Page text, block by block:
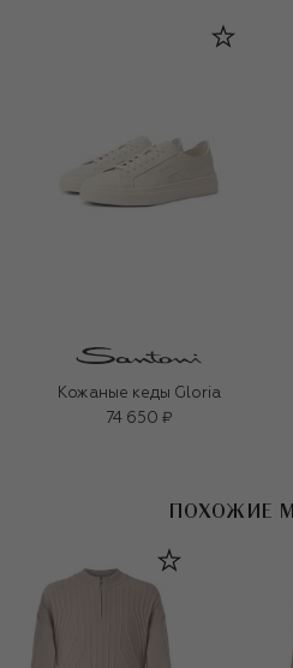
Кожаные кеды Gloria
74 650 ₽
ПОХОЖИЕ